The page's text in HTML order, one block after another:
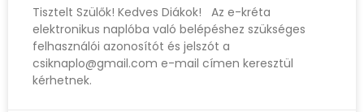
Tisztelt Szülők! Kedves Diákok! Az e-kréta
elektronikus naplóba való belépéshez szükséges
felhasználói azonosítót és jelszót a
csiknaplo@gmail.com e-mail címen keresztül
kérhetnek.